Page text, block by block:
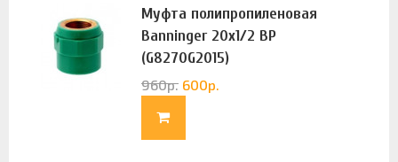
Муфта полипропиленовая
Banninger 20х1/2 ВР
(G8270G2015)
960р. 600р.